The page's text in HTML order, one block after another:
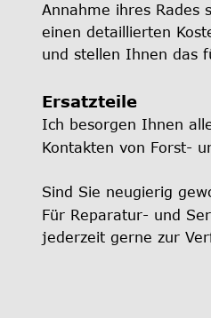
Annahme ihres Rades
einen detaillierten
und stellen Ihnen das
Ersatzteile
Ich besorgen Ihnen
Kontakten von Forst-
Sind Sie neugierig
Für Reparatur- und
jederzeit gerne zur